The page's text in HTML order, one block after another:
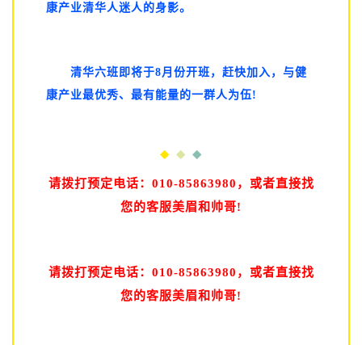
康产业清华人迷人的身影。
清华六班即将于8月份开班，赶快加入，与健
康产业最优秀、最有能量的一群人为伍!
◆ ◆ ◆
请拨打预定电话：010-85863980，或者直接找
您的客服美眉和帅哥!
请拨打预定电话：010-85863980，或者直接找
您的客服美眉和帅哥!